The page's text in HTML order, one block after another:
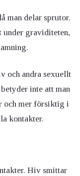
man delar sprutor.
graviditeten,
och andra sexuellt
inte att man
och mer försiktig i
kontakter.
Hiv smittar